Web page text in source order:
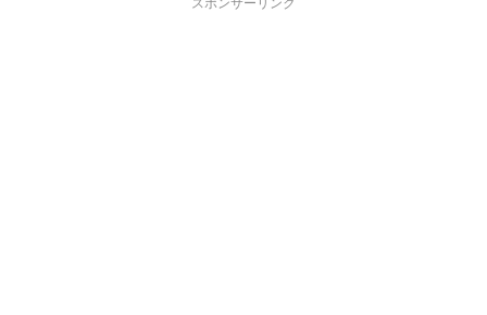
スポンサーリンク